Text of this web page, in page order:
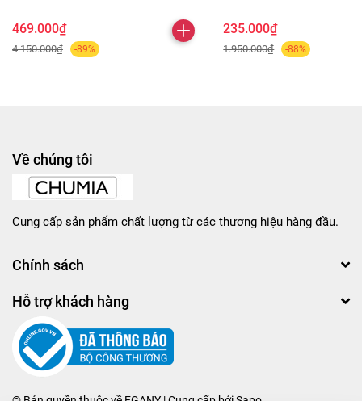
469.000₫
4.150.000₫ -89%
235.000₫
1.950.000₫ -88%
Về chúng tôi
Cung cấp sản phẩm chất lượng từ các thương hiệu hàng đầu.
Chính sách
Hỗ trợ khách hàng